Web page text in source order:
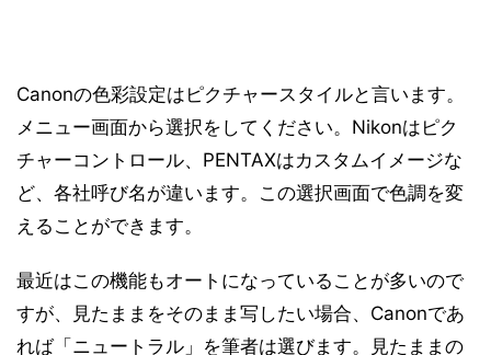
Canonの色彩設定はピクチャースタイルと言います。
メニュー画面から選択をしてください。Nikonはピク
チャーコントロール、PENTAXはカスタムイメージな
ど、各社呼び名が違います。この選択画面で色調を変
えることができます。
最近はこの機能もオートになっていることが多いので
すが、見たままをそのまま写したい場合、Canonであ
れば「ニュートラル」を筆者は選びます。見たままの